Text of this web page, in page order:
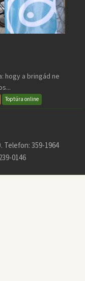
hogy a bringád ne
Toptúra online
Telefon: 359-1964
0146